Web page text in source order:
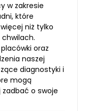
w zakresie
które
niż tylko
oraz
naszej
diagnostyki i
mogą
o swoje